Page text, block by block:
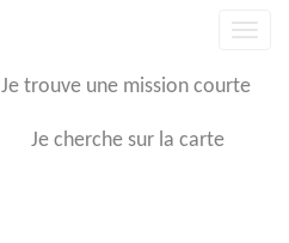
Je trouve une mission courte
Je cherche sur la carte